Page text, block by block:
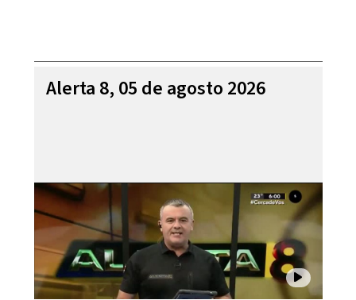
Alerta 8, 05 de agosto 2026